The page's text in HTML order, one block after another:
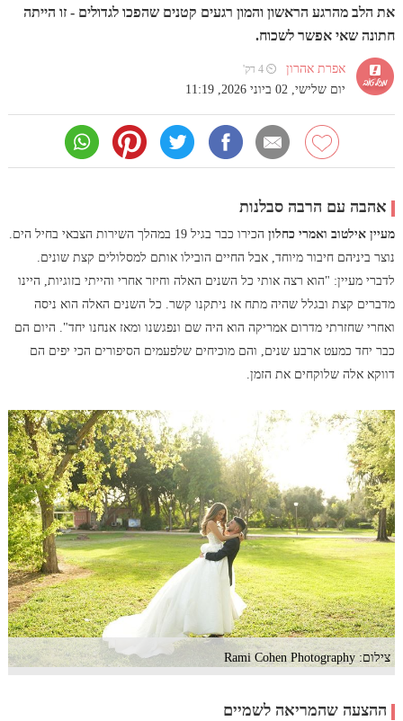
את הלב מהרגע הראשון והמון רגעים קטנים שהפכו לגדולים - זו הייתה
חתונה שאי אפשר לשכוח.
אפרת אהרון ⏲ 4 דק'
יום שלישי, 02 ביוני 2026, 11:19
אהבה עם הרבה סבלנות
מעיין אילטוב ואמרי כחלון
הכירו כבר בגיל 19 במהלך השירות הצבאי בחיל הים.
נוצר ביניהם חיבור מיוחד, אבל החיים הובילו אותם למסלולים קצת שונים.
לדברי מעיין: "הוא רצה אותי כל השנים האלה וחיזר אחרי והייתי בזוגיות, היינו
מדברים קצת ובגלל שהיה מתח אז ניתקנו קשר. כל השנים האלה הוא ניסה
ואחרי שחזרתי מדרום אמריקה הוא היה שם ונפגשנו ומאז אנחנו יחד". היום הם
כבר יחד כמעט ארבע שנים, והם מוכיחים שלפעמים הסיפורים הכי יפים הם
דווקא אלה שלוקחים את הזמן.
צילום: Rami Cohen Photography
ההצעה שהמריאה לשמיים